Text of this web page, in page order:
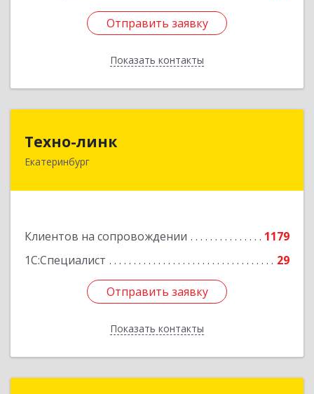
Отправить заявку
Показать контакты
Отправить заявку
Назад
Техно-линк
Екатеринбург
Клиентов на сопровождении
1179
1С:Специалист
29
Отправить заявку
Показать контакты
620000, Свердловская обл, Екатеринбург г,
Отправить заявку
Назад